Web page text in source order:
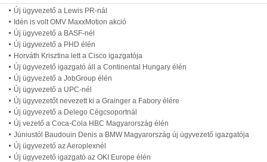
Új ügyvezető a Lewis PR-nál
Idén is volt OMV MaxxMotion akció
Új ügyvezető a BASF-nél
Új ügyvezető a PHD élén
Horváth Krisztina lett a Cisco igazgatója
Új ügyvezető igazgató áll a Continental Hungary élén
Új ügyvezető a JobGroup élén
Új ügyvezető a UPC-nél
Új ügyvezetőt nevezett ki a Grainger a Fabory élére
Új ügyvezető a Delego Cégcsoportnál
Új vezető a Coca-Cola HBC Magyarország élén
Júniustól Baudouin Denis a BMW Magyarország új ügyvezető igazgatója
Új ügyvezető az Aeroplexnél
Új ügyvezető igazgató az OKI Europe élén